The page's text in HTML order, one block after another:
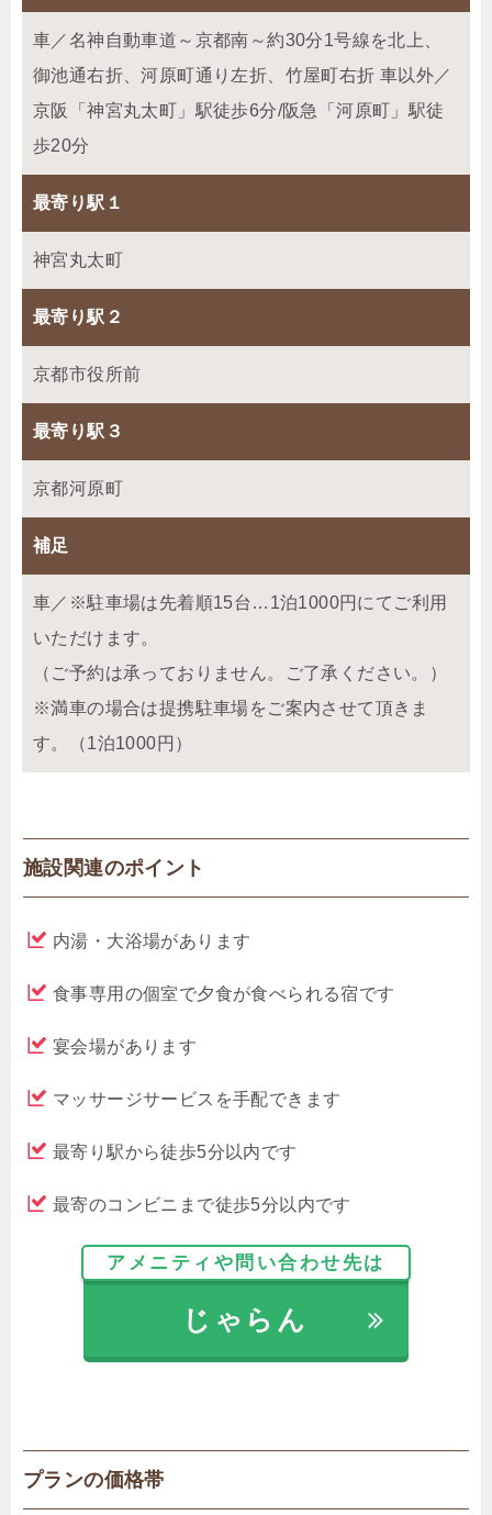
車／名神自動車道～京都南～約30分1号線を北上、
御池通右折、河原町通り左折、竹屋町右折 車以外／
京阪「神宮丸太町」駅徒歩6分/阪急「河原町」駅徒
歩20分
最寄り駅１
神宮丸太町
最寄り駅２
京都市役所前
最寄り駅３
京都河原町
補足
車／※駐車場は先着順15台…1泊1000円にてご利用
いただけます。
（ご予約は承っておりません。ご了承ください。）
※満車の場合は提携駐車場をご案内させて頂きま
す。（1泊1000円）
施設関連のポイント
内湯・大浴場があります
食事専用の個室で夕食が食べられる宿です
宴会場があります
マッサージサービスを手配できます
最寄り駅から徒歩5分以内です
最寄のコンビニまで徒歩5分以内です
アメニティや問い合わせ先は
じゃらん
プランの価格帯